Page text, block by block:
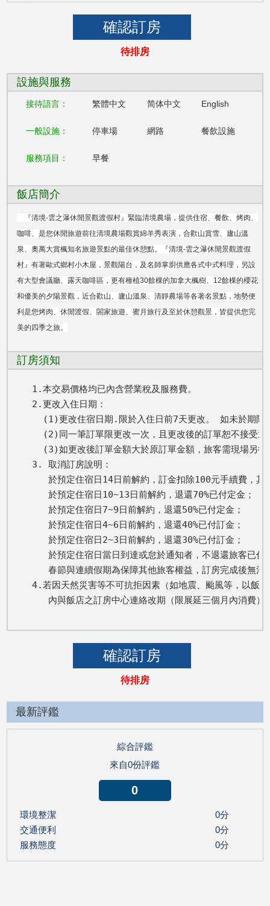
待排房
設施與服務
接待語言： 繁體中文 简体中文 English
一般設施： 停車場 網路 餐飲設施
服務項目： 早餐
飯店簡介
『清境-雲之瀑休閒景觀渡假村』緊臨清境農場，提供住宿、餐飲、烤肉、
咖啡、是您休閒旅遊前往清境農場觀賞綿羊秀表演，合歡山賞雪、廬山溫
泉、奧萬大賞楓知名旅遊景點的最佳休憩點。『清境-雲之瀑休閒景觀渡假
村』有著歐式鄉村小木屋，景觀陽台，及名師掌廚供應各式中式料理，另設
有大型會議廳、露天咖啡區，更有種植30餘棵的加拿大楓樹、12餘棵的櫻花
和優美的夕陽景觀，近合歡山、廬山溫泉、清靜農場等各著名景點，地勢便
利是您烤肉、休閒渡假、閤家旅遊、蜜月旅行及至於休憩觀景，皆提供您完
美的四季之旅。
訂房須知
1.本交易價格均已內含營業稅及服務費。
2.更改入住日期：
(1)更改住宿日期.限於入住日前7天更改。 如未於期
(2)同一筆訂單限更改一次，且更改後的訂單恕不接受退
(3)如更改後訂單金額大於原訂單金額，旅客需現場另
3. 取消訂房說明：
於預定住宿日14日前解約，訂金扣除100元手續費，
   於預定住宿日10~13日前解約，退還70%已付定金；
   於預定住宿日7~9日前解約，退還50%已付定金；
   於預定住宿日4~6日前解約，退還40%已付訂金；
   於預定住宿日2~3日前解約，退還30%已付訂金；
於預定住宿日當日到達或怠於通知者，不退還旅客已付
春節與連續假期為保障其他旅客權益，訂房完成後無
4.若因天然災害等不可抗拒因素（如地震、颱風等，以飯
內與飯店之訂房中心連絡改期（限展延三個月內消費
待排房
最新評鑑
綜合評鑑
來自0份評鑑
0
環境整潔
0分
交通便利
0分
服務態度
0分